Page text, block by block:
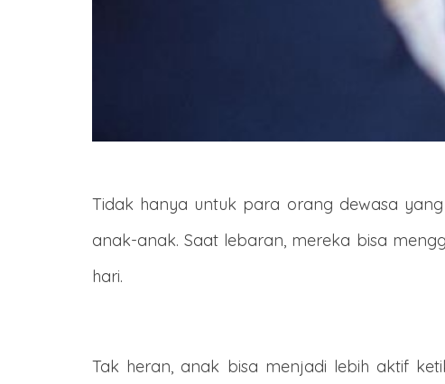
Tidak hanya untuk para orang dewasa
anak-anak. Saat lebaran, mereka bisa
hari.
Tak heran, anak bisa menjadi lebih aktif